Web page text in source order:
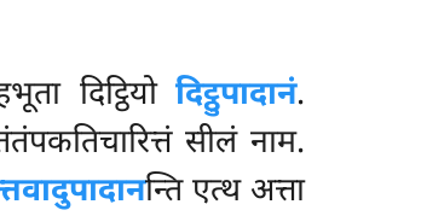
दिट्ठियोदिट्ठुपादानं.
सीलं नाम.
न्ति एत्थ अत्ता